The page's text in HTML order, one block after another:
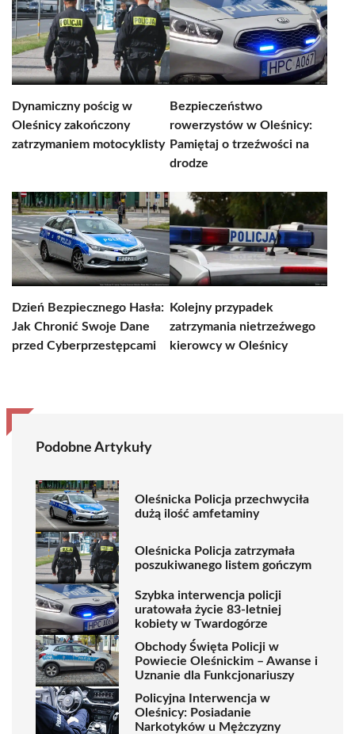
Dynamiczny pościg w
Oleśnicy zakończony
zatrzymaniem motocyklisty
Bezpieczeństwo
rowerzystów w Oleśnicy:
Pamiętaj o trzeźwości na
drodze
Dzień Bezpiecznego Hasła:
Jak Chronić Swoje Dane
przed Cyberprzestępcami
Kolejny przypadek
zatrzymania nietrzeźwego
kierowcy w Oleśnicy
Podobne Artykuły
Oleśnicka Policja przechwyciła
dużą ilość amfetaminy
Oleśnicka Policja zatrzymała
poszukiwanego listem gończym
Szybka interwencja policji
uratowała życie 83-letniej
kobiety w Twardogórze
Obchody Święta Policji w
Powiecie Oleśnickim – Awanse i
Uznanie dla Funkcjonariuszy
Policyjna Interwencja w
Oleśnicy: Posiadanie
Narkotyków u Mężczyzny